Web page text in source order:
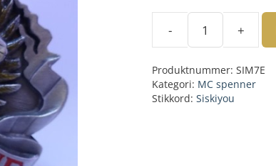
-
the
bone
+
Produktnummer: SIM7E
Kategori: MC spenner
Stikkord: Siskiyou